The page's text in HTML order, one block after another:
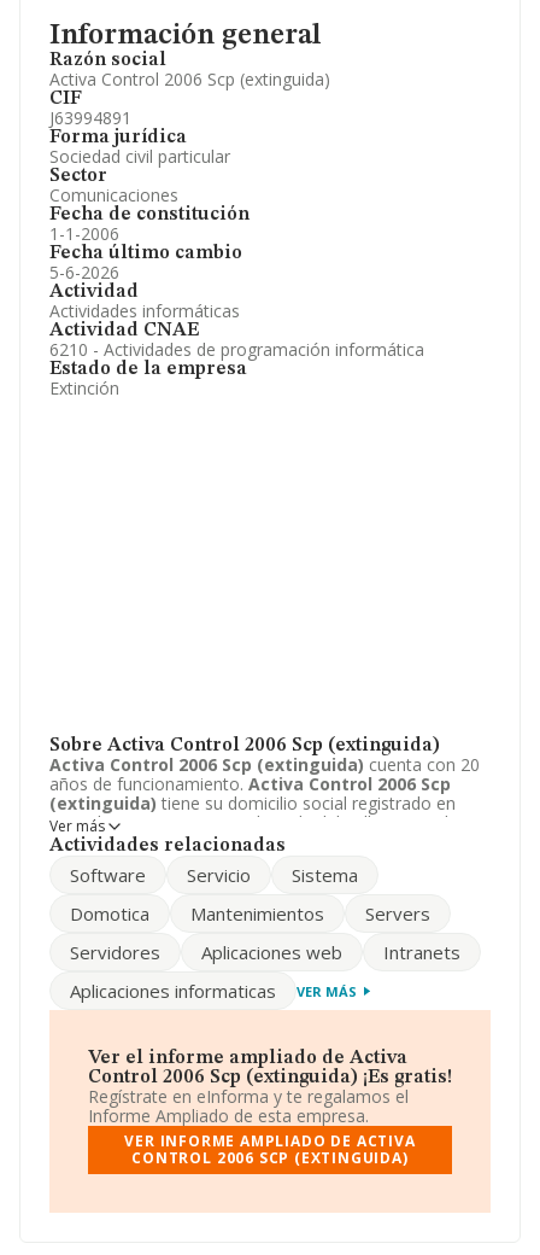
Información general
Razón social
Activa Control 2006 Scp (extinguida)
CIF
J63994891
Forma jurídica
Sociedad civil particular
Sector
Comunicaciones
Fecha de constitución
1-1-2006
Fecha último cambio
5-6-2026
Actividad
Actividades informáticas
Actividad CNAE
6210 - Actividades de programación informática
Estado de la empresa
Extinción
Sobre Activa Control 2006 Scp (extinguida)
Activa Control 2006 Scp (extinguida) cuenta con 20
años de funcionamiento. Activa Control 2006 Scp
(extinguida) tiene su domicilio social registrado en
Avenida creu roja, 13, Cerdanyola del Valles, Barcelona.
Enmarca su actividad CNAE principal como 6210 -
Control 2006 Scp (extinguida)aparece inscrita como
empresaActiva Control 2006 Scp (extinguida)
Ver más
Actividades relacionadas
Software Servicio
Sistema
Domotica
Mantenimientos
Servers
Servidores
Aplicaciones web
Intranets
Aplicaciones informaticas
VER MÁS
Ver el informe ampliado de Activa
Control 2006 Scp (extinguida) ¡Es gratis!
Regístrate en eInforma y te regalamos el
Informe Ampliado de esta empresa.
VER INFORME AMPLIADO DE ACTIVA
CONTROL 2006 SCP (EXTINGUIDA)
Información oficial y registral complementaria.